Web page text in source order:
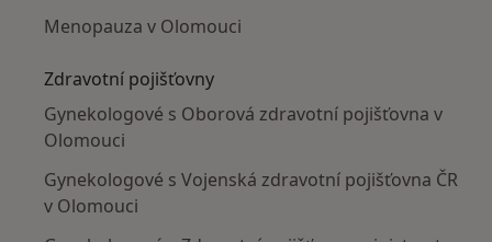
Menopauza v Olomouci
Zdravotní pojišťovny
Gynekologové s Oborová zdravotní pojišťovna v
Olomouci
Gynekologové s Vojenská zdravotní pojišťovna ČR
v Olomouci